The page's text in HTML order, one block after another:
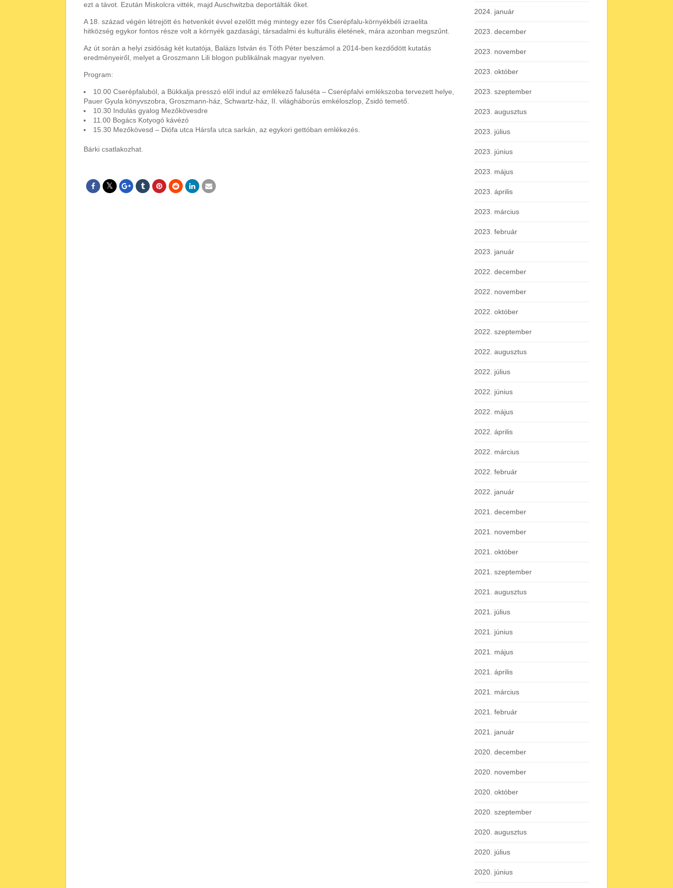
ezt a távot. Ezután Miskolcra vitték, majd Auschwitzba deportálták őket.
A 18. század végén létrejött és hetvenkét évvel ezelőtt még mintegy ezer fős Cserépfalu-környékbéli izraelita
hitközség egykor fontos része volt a környék gazdasági, társadalmi és kulturális életének, mára azonban megszűnt.
Az út során a helyi zsidóság két kutatója, Balázs István és Tóth Péter beszámol a 2014-ben kezdődött kutatás
eredményeiről, melyet a Groszmann Lili blogon publikálnak magyar nyelven.
Program:
10.00 Cserépfaluból, a Bükkalja presszó elől indul az emlékező faluséta – Cserépfalvi emlékszoba tervezett helye,
Pauer Gyula könyvszobra, Groszmann-ház, Schwartz-ház, II. világháborús emkéloszlop, Zsidó temető.
10.30 Indulás gyalog Mezőkövesdre
11.00 Bogács Kotyogó kávézó
15.30 Mezőkövesd – Diófa utca Hársfa utca sarkán, az egykori gettóban emlékezés.
Bárki csatlakozhat.
2024. január
2023. december
2023. november
2023. október
2023. szeptember
2023. augusztus
2023. július
2023. június
2023. május
2023. április
2023. március
2023. február
2023. január
2022. december
2022. november
2022. október
2022. szeptember
2022. augusztus
2022. július
2022. június
2022. május
2022. április
2022. március
2022. február
2022. január
2021. december
2021. november
2021. október
2021. szeptember
2021. augusztus
2021. július
2021. június
2021. május
2021. április
2021. március
2021. február
2021. január
2020. december
2020. november
2020. október
2020. szeptember
2020. augusztus
2020. július
2020. június